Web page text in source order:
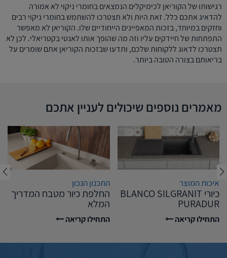
רגישותו של הקוריאן לכימיקלים הנמצאים בחומרי ניקוי לא אמורה
להדאיג אתכם כלל. זאת היות ולא תצטרכו להשתמש בחומרי ניקוי רבים
וחזקים במיוחד, בזכות המאפיינים הייחודיים שלו. הקוריאן לא מאפשר
התפתחות של חיידקים עליו וזה מה שהופך אותו לאנטי בקטריאלי. לכן לא
תצטרכו לדאוג ללקוחות שלכם, ותדעו שבזכות הקוריאן אתם שומרים על
בריאותם בצורה הטובה ביותר.
מאמרים נוספים שיכולים לעניין אתכם
איכות המוצר
כיורי BLANCO SILGRANIT
PURADUR
התחילו קריאה
התכנון הנכון
החלפת כיור מטבח המדריך
המלא
התחילו קריאה